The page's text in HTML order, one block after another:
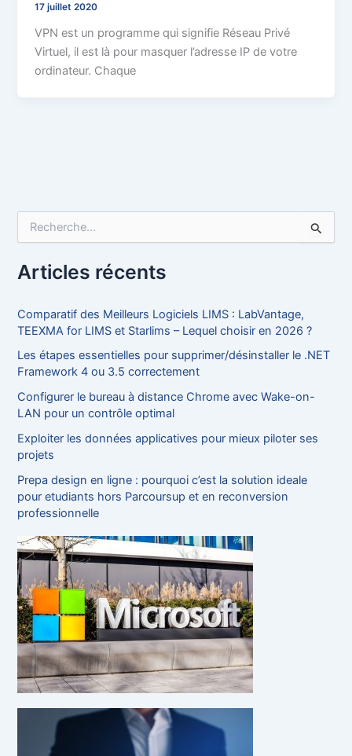
17 juillet 2020
VPN est un programme qui signifie Réseau Privé
Virtuel, il est là pour masquer l’adresse IP de votre
ordinateur. Chaque
h
e
c
h
r
:
Articles récents
Comparatif des Meilleurs Logiciels LIMS : LabVantage,
TEEXMA for LIMS et Starlims – Lequel choisir en 2026 ?
Les étapes essentielles pour supprimer/désinstaller le .NET
Framework 4 ou 3.5 correctement
Configurer le bureau à distance Chrome avec Wake-on-
LAN pour un contrôle optimal
Exploiter les données applicatives pour mieux piloter ses
projets
Prepa design en ligne : pourquoi c’est la solution ideale
pour etudiants hors Parcoursup et en reconversion
professionnelle